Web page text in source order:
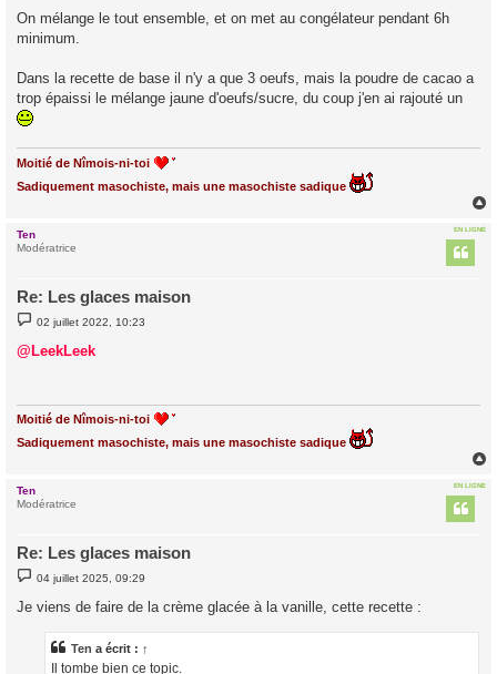
On mélange le tout ensemble, et on met au congélateur pendant 6h
minimum.
Dans la recette de base il n'y a que 3 oeufs, mais la poudre de cacao a
trop épaissi le mélange jaune d'oeufs/sucre, du coup j'en ai rajouté un
Moitié de Nîmois-ni-toi
Sadiquement masochiste, mais une masochiste sadique
EN LIGNE
Ten
Modératrice
Re: Les glaces maison
M
e
s
s
02 juillet 2022, 10:23
@LeekLeek
Moitié de Nîmois-ni-toi
Sadiquement masochiste, mais une masochiste sadique
EN LIGNE
Ten
Modératrice
Re: Les glaces maison
M
e
s
04 juillet 2025, 09:29
Je viens de faire de la crème glacée à la vanille, cette recette :
Ten a écrit : ↑
Il tombe bien ce topic.